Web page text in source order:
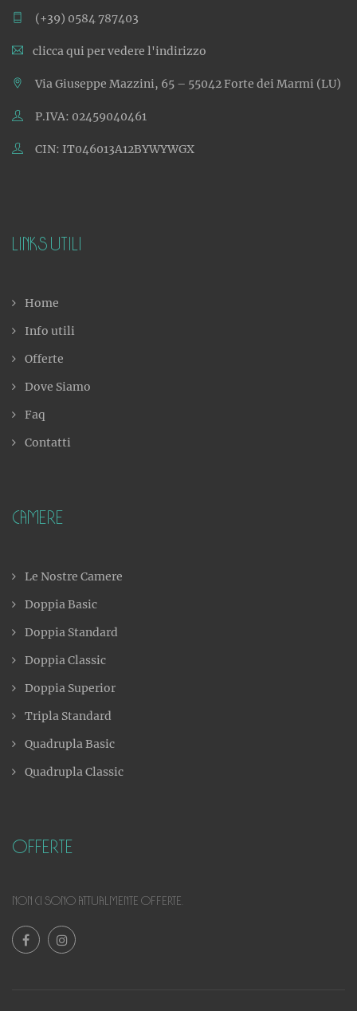
(+39) 0584 787403
clicca qui per vedere l'indirizzo
Via Giuseppe Mazzini, 65 – 55042 Forte dei Marmi (LU)
P.IVA: 02459040461
CIN: IT046013A12BYWYWGX
Links utili
Home
Info utili
Offerte
Dove Siamo
Faq
Contatti
Camere
Le Nostre Camere
Doppia Basic
Doppia Standard
Doppia Classic
Doppia Superior
Tripla Standard
Quadrupla Basic
Quadrupla Classic
Offerte
Non ci sono attualmente offerte.